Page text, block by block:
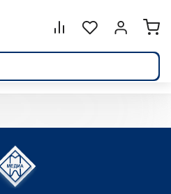
Сравнение.
СписокВойти или